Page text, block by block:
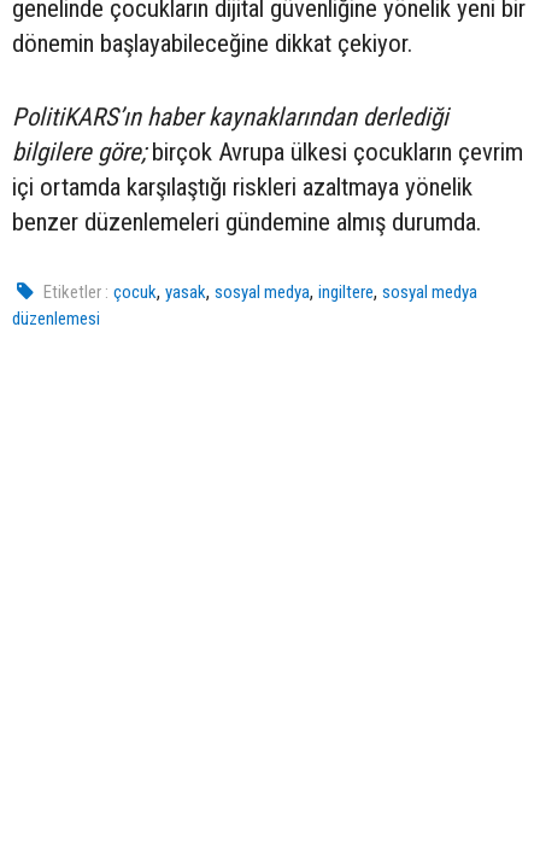
genelinde çocukların dijital güvenliğine yönelik yeni bir
dönemin başlayabileceğine dikkat çekiyor.
PolitiKARS’ın haber kaynaklarından derlediği
bilgilere göre;birçok Avrupa ülkesi çocukların çevrim
içi ortamda karşılaştığı riskleri azaltmaya yönelik
benzer düzenlemeleri gündemine almış durumda.
Etiketler : çocuk,yasak,sosyal medya,ingiltere,sosyal medya
düzenlemesi